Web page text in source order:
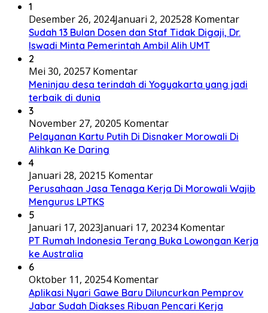
1
Desember 26, 2024Januari 2, 202528 Komentar
Sudah 13 Bulan Dosen dan Staf Tidak Digaji, Dr.
Iswadi Minta Pemerintah Ambil Alih UMT
2
Mei 30, 20257 Komentar
Meninjau desa terindah di Yogyakarta yang jadi
terbaik di dunia
3
November 27, 20205 Komentar
Pelayanan Kartu Putih Di Disnaker Morowali Di
Alihkan Ke Daring
4
Januari 28, 20215 Komentar
Perusahaan Jasa Tenaga Kerja Di Morowali Wajib
Mengurus LPTKS
5
Januari 17, 2023Januari 17, 20234 Komentar
PT Rumah Indonesia Terang Buka Lowongan Kerja
ke Australia
6
Oktober 11, 20254 Komentar
Aplikasi Nyari Gawe Baru Diluncurkan Pemprov
Jabar Sudah Diakses Ribuan Pencari Kerja